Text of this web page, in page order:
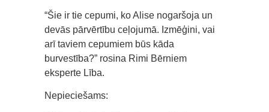
“Šie ir tie cepumi, ko Alise nogaršoja un
devās pārvērtību ceļojumā. Izmēģini, vai
arī taviem cepumiem būs kāda
burvestība?” rosina Rimi Bērniem
eksperte Lība.
Nepieciešams: